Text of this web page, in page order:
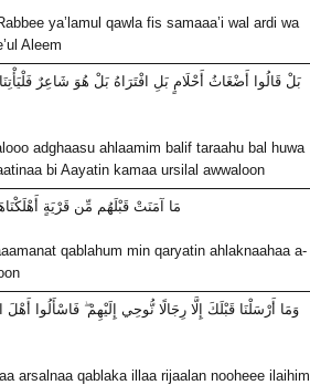
ya’lamul qawla fis samaaa’i wal ardi wa
Aleem
بَلْ قَالُوا أَضْغَاثُ أَحْلَامٍ بَلِ افْتَرَاهُ بَلْ هُوَ شَاعِرٌ
adghaasu ahlaamim balif taraahu bal huwa
bi Aayatin kamaa ursilal awwaloon
مَا آمَنَتْ قَبْلَهُم مِّن قَرْيَةٍ
qablahum min qaryatin ahlaknaahaa a-
وَمَا أَرْسَلْنَا قَبْلَكَ إِلَّا رِجَالًا نُّوحِي إِلَيْهِمْ ۖ فَاسْأَلُوا أَهْلَ
arsalnaa qablaka illaa rijaalan nooheee ilaihim